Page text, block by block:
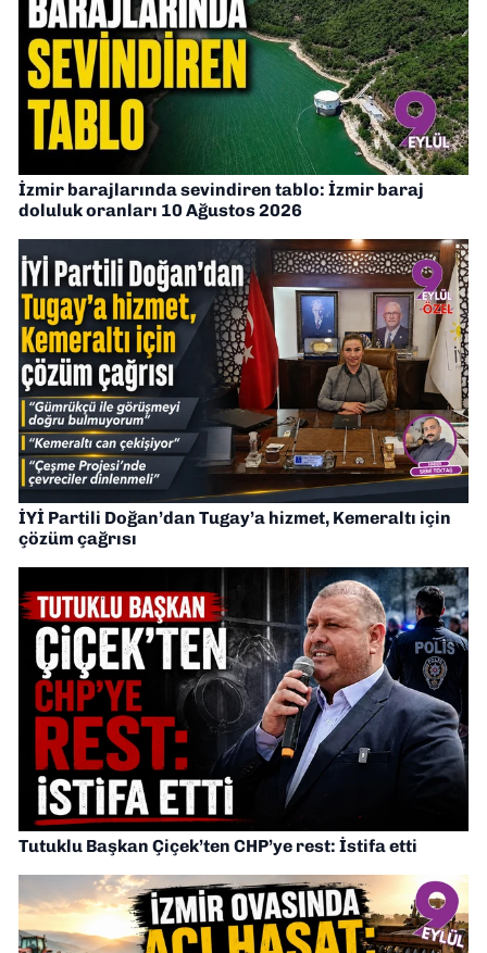
İzmir barajlarında sevindiren tablo: İzmir baraj
doluluk oranları 10 Ağustos 2026
İYİ Partili Doğan’dan Tugay’a hizmet, Kemeraltı için
çözüm çağrısı
Tutuklu Başkan Çiçek’ten CHP’ye rest: İstifa etti